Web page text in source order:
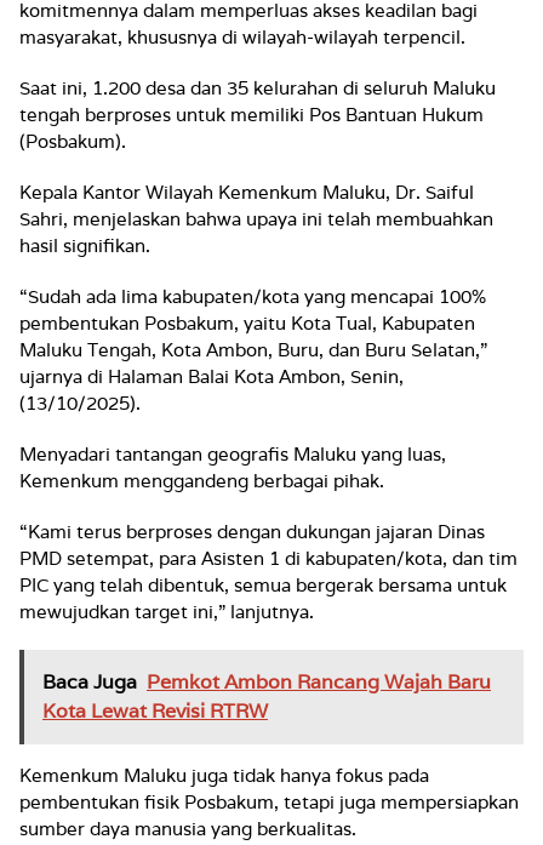
komitmennya dalam memperluas akses keadilan bagi
masyarakat, khususnya di wilayah-wilayah terpencil.
Saat ini, 1.200 desa dan 35 kelurahan di seluruh Maluku
tengah berproses untuk memiliki Pos Bantuan Hukum
(Posbakum).
Kepala Kantor Wilayah Kemenkum Maluku, Dr. Saiful
Sahri, menjelaskan bahwa upaya ini telah membuahkan
hasil signifikan.
“Sudah ada lima kabupaten/kota yang mencapai 100%
pembentukan Posbakum, yaitu Kota Tual, Kabupaten
Maluku Tengah, Kota Ambon, Buru, dan Buru Selatan,”
ujarnya di Halaman Balai Kota Ambon, Senin,
(13/10/2025).
Menyadari tantangan geografis Maluku yang luas,
Kemenkum menggandeng berbagai pihak.
“Kami terus berproses dengan dukungan jajaran Dinas
PMD setempat, para Asisten 1 di kabupaten/kota, dan tim
PIC yang telah dibentuk, semua bergerak bersama untuk
mewujudkan target ini,” lanjutnya.
Baca Juga Pemkot Ambon Rancang Wajah Baru
Kota Lewat Revisi RTRW
Kemenkum Maluku juga tidak hanya fokus pada
pembentukan fisik Posbakum, tetapi juga mempersiapkan
sumber daya manusia yang berkualitas.